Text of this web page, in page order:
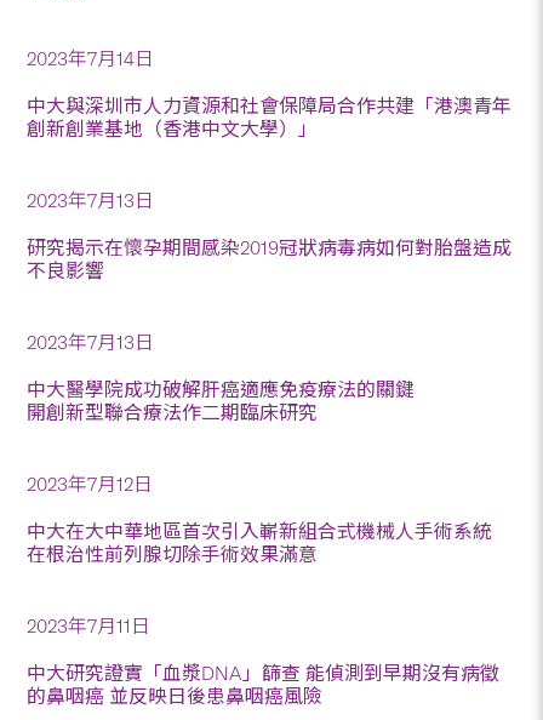
2023年7月14日
中大與深圳市人力資源和社會保障局合作共建「港澳青年
創新創業基地（香港中文大學）」
2023年7月13日
研究揭示在懷孕期間感染2019冠狀病毒病如何對胎盤造成
不良影響
2023年7月13日
中大醫學院成功破解肝癌適應免疫療法的關鍵
開創新型聯合療法作二期臨床研究
2023年7月12日
中大在大中華地區首次引入嶄新組合式機械人手術系統
在根治性前列腺切除手術效果滿意
2023年7月11日
中大研究證實「血漿DNA」篩查 能偵測到早期沒有病徵
的鼻咽癌 並反映日後患鼻咽癌風險